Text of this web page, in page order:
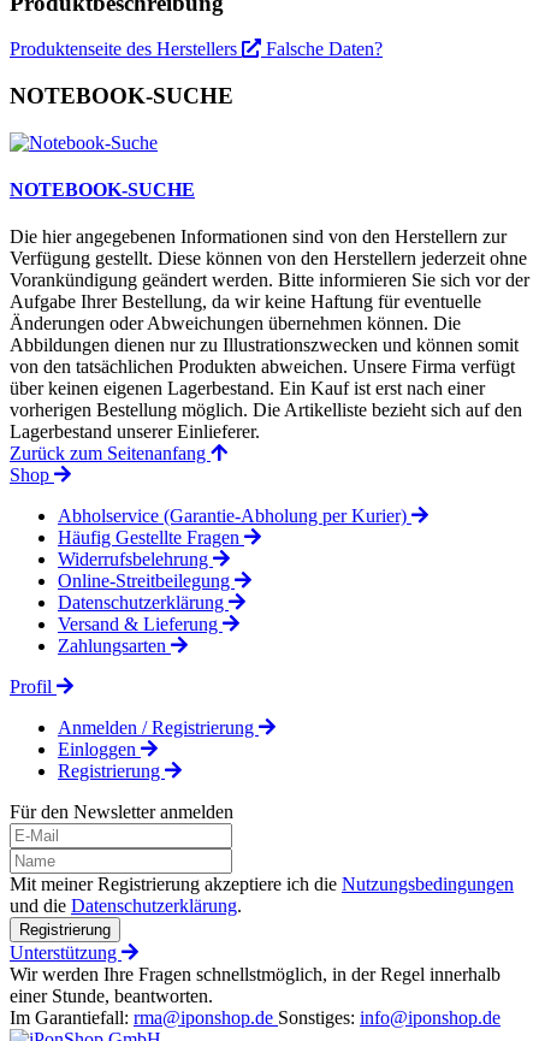
Produktenseite des Herstellers Falsche Daten?
NOTEBOOK-SUCHE
NOTEBOOK-SUCHE
Die hier angegebenen Informationen sind von den Herstellern zur
Verfügung gestellt. Diese können von den Herstellern jederzeit ohne
Vorankündigung geändert werden. Bitte informieren Sie sich vor der
Aufgabe Ihrer Bestellung, da wir keine Haftung für eventuelle
Änderungen oder Abweichungen übernehmen können. Die
Abbildungen dienen nur zu Illustrationszwecken und können somit
von den tatsächlichen Produkten abweichen. Unsere Firma verfügt
über keinen eigenen Lagerbestand. Ein Kauf ist erst nach einer
vorherigen Bestellung möglich. Die Artikelliste bezieht sich auf den
Lagerbestand unserer Einlieferer.
Zurück zum Seitenanfang
Shop
Abholservice (Garantie-Abholung per Kurier)
Häufig Gestellte Fragen
Widerrufsbelehrung
Online-Streitbeilegung
Datenschutzerklärung
Versand & Lieferung
Zahlungsarten
Profil
Anmelden / Registrierung
Einloggen
Registrierung
Für den Newsletter anmelden
Mit meiner Registrierung akzeptiere ich die Nutzungsbedingungen
und die Datenschutzerklärung.
Registrierung
Unterstützung
Wir werden Ihre Fragen schnellstmöglich, in der Regel innerhalb
einer Stunde, beantworten.
Im Garantiefall: rma@iponshop.de Sonstiges: info@iponshop.de